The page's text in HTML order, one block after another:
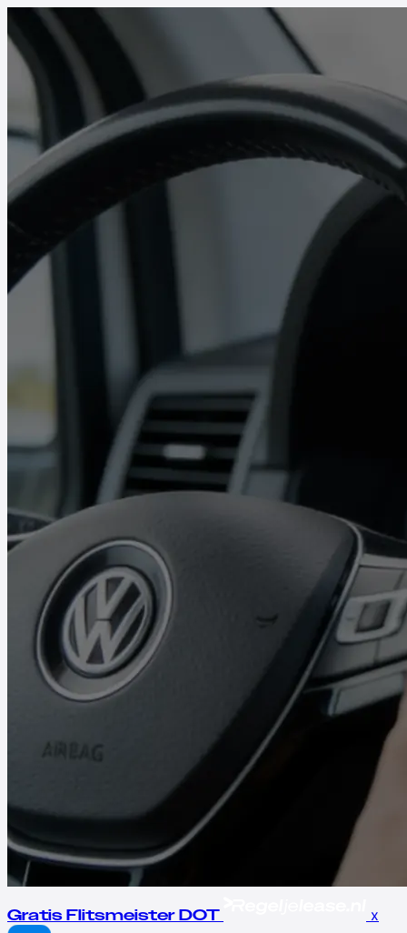
Gratis Flitsmeister DOT x